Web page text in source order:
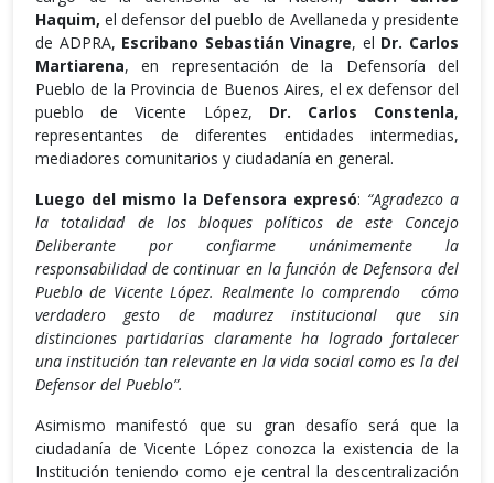
Haquim, el defensor del pueblo de Avellaneda y presidente
de ADPRA, Escribano Sebastián Vinagre, el Dr. Carlos
Martiarena, en representación de la Defensoría del
Pueblo de la Provincia de Buenos Aires, el ex defensor del
pueblo de Vicente López, Dr. Carlos Constenla,
representantes de diferentes entidades intermedias,
mediadores comunitarios y ciudadanía en general.
Luego del mismo la Defensora expresó: “Agradezco a
la totalidad de los bloques políticos de este Concejo
Deliberante por confiarme unánimemente la
responsabilidad de continuar en la función de Defensora del
Pueblo de Vicente López. Realmente lo comprendo cómo
verdadero gesto de madurez institucional que sin
distinciones partidarias claramente ha logrado fortalecer
una institución tan relevante en la vida social como es la del
Defensor del Pueblo”.
Asimismo manifestó que su gran desafío será que la
ciudadanía de Vicente López conozca la existencia de la
Institución teniendo como eje central la descentralización